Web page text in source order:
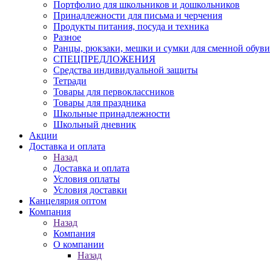
Портфолио для школьников и дошкольников
Принадлежности для письма и черчения
Продукты питания, посуда и техника
Разное
Ранцы, рюкзаки, мешки и сумки для сменной обуви
СПЕЦПРЕДЛОЖЕНИЯ
Средства индивидуальной защиты
Тетради
Товары для первоклассников
Товары для праздника
Школьные принадлежности
Школьный дневник
Акции
Доставка и оплата
Назад
Доставка и оплата
Условия оплаты
Условия доставки
Канцелярия оптом
Компания
Назад
Компания
О компании
Назад